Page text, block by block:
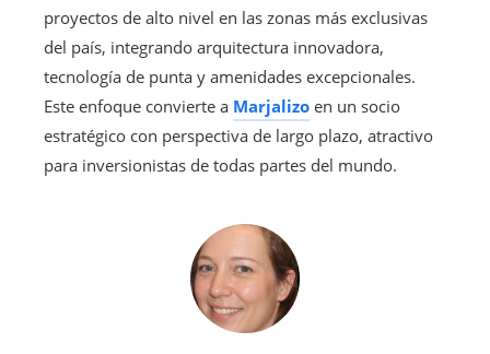
proyectos de alto nivel en las zonas más exclusivas
del país, integrando arquitectura innovadora,
tecnología de punta y amenidades excepcionales.
Este enfoque convierte a Marjalizo en un socio
estratégico con perspectiva de largo plazo, atractivo
para inversionistas de todas partes del mundo.